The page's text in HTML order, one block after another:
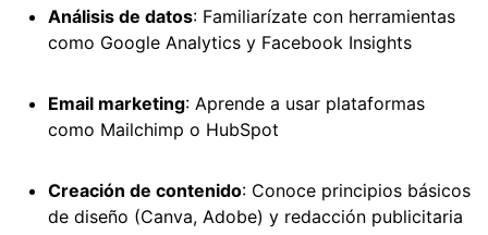
Análisis de datos: Familiarízate con herramientas
como Google Analytics y Facebook Insights
Email marketing: Aprende a usar plataformas
como Mailchimp o HubSpot
Creación de contenido: Conoce principios básicos
de diseño (Canva, Adobe) y redacción publicitaria